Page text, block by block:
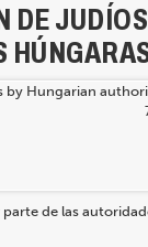
DE
de las